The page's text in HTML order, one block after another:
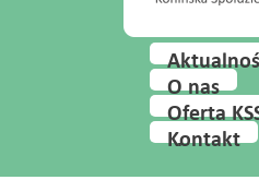
O nas
Oferta
Spektrum
Kontakt